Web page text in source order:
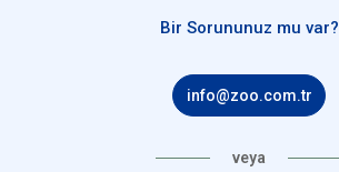
Bir Sorununuz mu var?
info@zoo.com.tr
veya